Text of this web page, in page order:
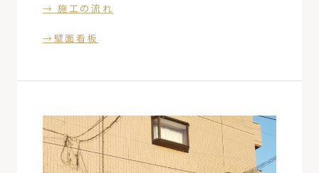
→ 施工の流れ
→壁面看板